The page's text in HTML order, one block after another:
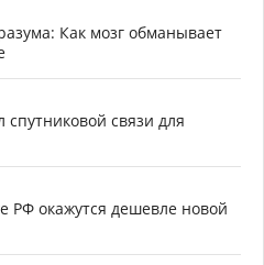
Как мозг обманывает
связи для
РФ окажутся дешевле новой